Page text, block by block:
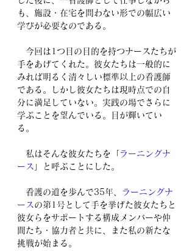
も、施設・在宅を問わない形での幅広い
学びが必要なのである。
今回は1つ目の目的を持つナースたちが
手をあげてくれた。彼女たちは一般的に
みれば明るく清々しい標準以上の看護師
である。しかし彼女たちは現時点での自
分に満足していない。実践の場でさらに
学ぶことを望んでいる。目が輝いてい
る。
私はそんな彼女たちを「
ラーニングナ
ース 」と呼ぶことにした。
看護の道を歩んで35年、
ラーニングナ
ース の第1号として手を挙げた彼女たちと
彼女らをサポートする構成メンバーや仲
間たち・協力者と共に、また私の新たな
挑戦が始まる。